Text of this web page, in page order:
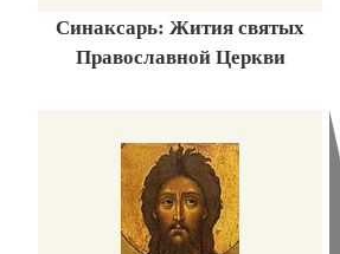
Синаксарь: Жития святых
Православной Церкви